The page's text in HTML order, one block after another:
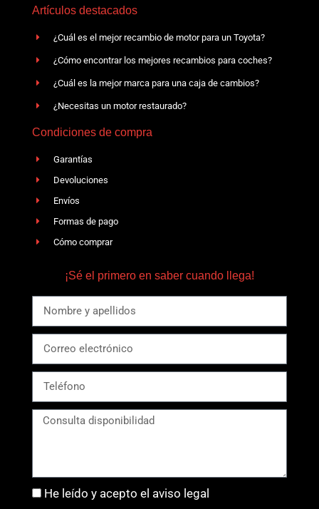
Artículos destacados
¿Cuál es el mejor recambio de motor para un Toyota?
¿Cómo encontrar los mejores recambios para coches?
¿Cuál es la mejor marca para una caja de cambios?
¿Necesitas un motor restaurado?
Condiciones de compra
Garantías
Devoluciones
Envíos
Formas de pago
Cómo comprar
¡Sé el primero en saber cuando llega!
He leído y acepto el aviso legal